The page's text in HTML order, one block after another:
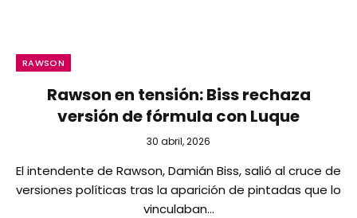
RAWSON
Rawson en tensión: Biss rechaza
versión de fórmula con Luque
30 abril, 2026
El intendente de Rawson, Damián Biss, salió al cruce de
versiones políticas tras la aparición de pintadas que lo
vinculaban…